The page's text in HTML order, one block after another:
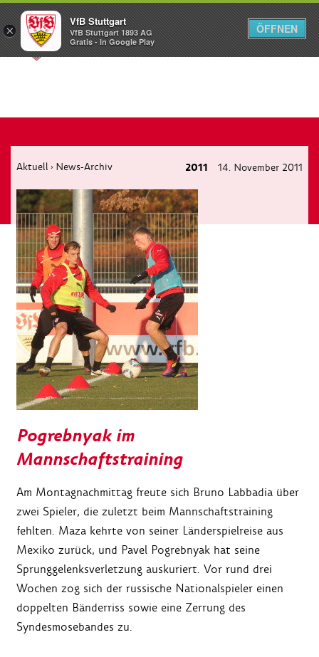
Menü
Aktuell › News-Archiv 2011 14. November 2011
Pogrebnyak im
Mannschaftstraining
Am Montagnachmittag freute sich Bruno Labbadia über
zwei Spieler, die zuletzt beim Mannschaftstraining
fehlten. Maza kehrte von seiner Länderspielreise aus
Mexiko zurück, und Pavel Pogrebnyak hat seine
Sprunggelenksverletzung auskuriert. Vor rund drei
Wochen zog sich der russische Nationalspieler einen
doppelten Bänderriss sowie eine Zerrung des
Syndesmosebandes zu.
×
VfB Stuttgart
VfB Stuttgart 1893 AG
Gratis - In Google Play
ÖFFNEN